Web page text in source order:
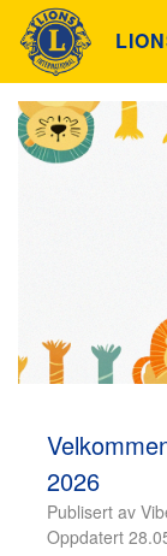
2026
Publisert av
Oppdatert